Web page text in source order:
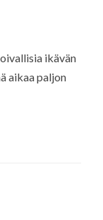
ikävän
aikaa paljon